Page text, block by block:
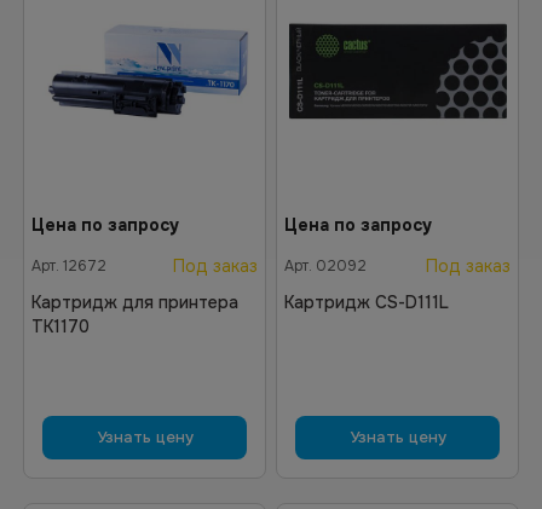
Цена по запросу
Арт. 12672
Под заказ
Картридж для принтера
TK1170
Узнать цену
Цена по запросу
Арт. 02092
Под заказ
Картридж CS-D111L
Узнать цену